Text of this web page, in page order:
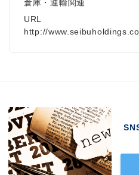
倉庫・運輸関連
URL
http://
Japanese